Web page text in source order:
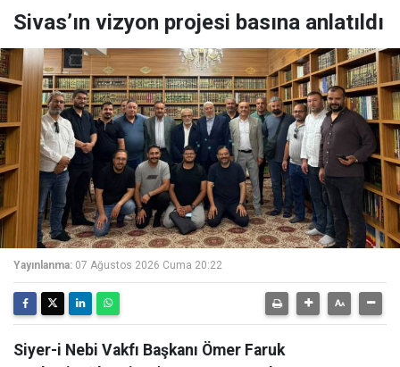
Sivas’ın vizyon projesi basına anlatıldı
Yayınlanma: 07 Ağustos 2026 Cuma 20:22
Siyer-i Nebi Vakfı Başkanı Ömer Faruk